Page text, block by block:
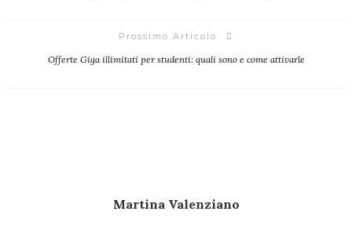
Prossimo Articolo
Offerte Giga illimitati per studenti: quali sono e come attivarle
Martina Valenziano